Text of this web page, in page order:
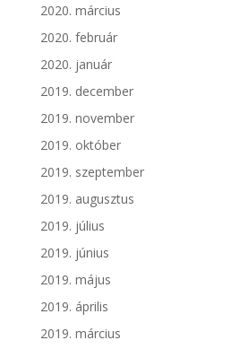
2020. március
2020. február
2020. január
2019. december
2019. november
2019. október
2019. szeptember
2019. augusztus
2019. július
2019. június
2019. május
2019. április
2019. március